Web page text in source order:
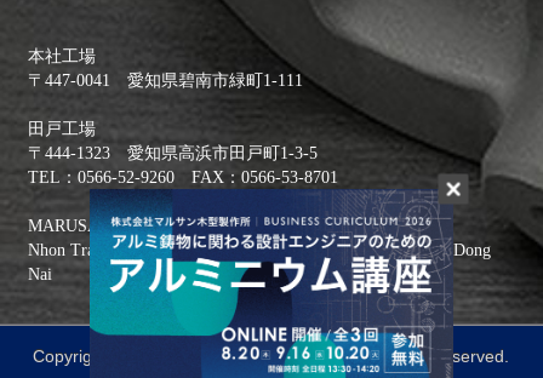
本社工場
〒447-0041 愛知県碧南市緑町1-111
田戸工場
〒444-1323 愛知県高浜市田戸町1-3-5
TEL：0566-52-9260 FAX：0566-53-8701
MARUSAN VIETNAM ／
Nhon Trach III Industrial Park, Stage2, Nhon Trach District, Dong
Nai
Copyright © 株式会社マルサン木型製作所All Rights Reserved.